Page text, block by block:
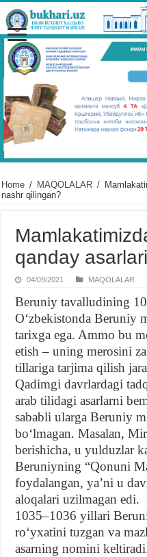
Home / MAQOLALAR /
nashr qilingan?
qanday
04/09/2021 MAQOLALAR
Beruniy tavalludining
Oʻzbekistonda Beruniy
tarixga ega. Ammo bu
etish – uning merosini
tillariga tarjima qilish
Qadimgi davrlardagi
arab tilidagi asarlarni
sababli ularga Beruniy
boʻlmagan. Masalan,
berishicha, u yulduzlar
Beruniyning “Qonuni
foydalangan, yaʼni u
aloqalari uzilmagan edi.
1035–1036 yillari
roʻyxatini tuzgan va
asarning nomini